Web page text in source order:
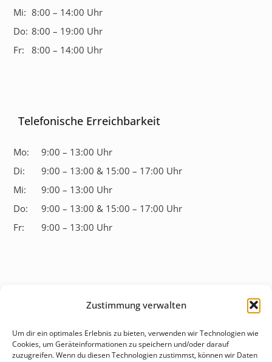
Zustimmung verwalten
Um dir ein optimales Erlebnis zu bieten, verwenden wir Technologien wie
Cookies, um Geräteinformationen zu speichern und/oder darauf
zuzugreifen. Wenn du diesen Technologien zustimmst, können wir Daten
Mi: 8:00 – 14:00 Uhr
Do: 8:00 – 19:00 Uhr
Fr:
8:00 – 14:00 Uhr
Telefonische Erreichbarkeit
Mo:
9:00 – 13:00 Uhr
Di:
9:00 – 13:00 & 15:00 – 17:00 Uhr
Mi:
9:00 – 13:00 Uhr
Do:
9:00 – 13:00 & 15:00 – 17:00 Uhr
Fr:
9:00 – 13:00 Uhr
Behandlungsfelder